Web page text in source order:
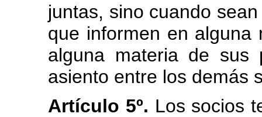
juntas, sino cuando
que informen en
alguna materia de sus
asiento entre los demás
Artículo 5º. Los socios